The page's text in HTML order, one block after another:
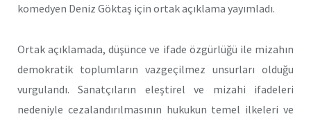
komedyen Deniz Göktaş için ortak açıklama yayımladı.
Ortak açıklamada, düşünce ve ifade özgürlüğü ile mizahın
demokratik toplumların vazgeçilmez unsurları olduğu
vurgulandı. Sanatçıların eleştirel ve mizahi ifadeleri
nedeniyle cezalandırılmasının hukukun temel ilkeleri ve